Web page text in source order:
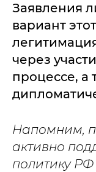
Заявления
вариант
через
процессе, а
Напомним,
активно
политику РФ